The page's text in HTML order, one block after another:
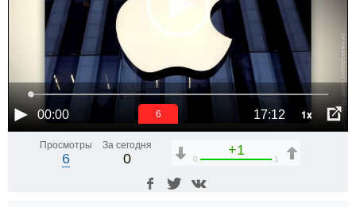
00:00 17:12 1x
6
Просмотры
6
За сегодня
0
+1
0 1